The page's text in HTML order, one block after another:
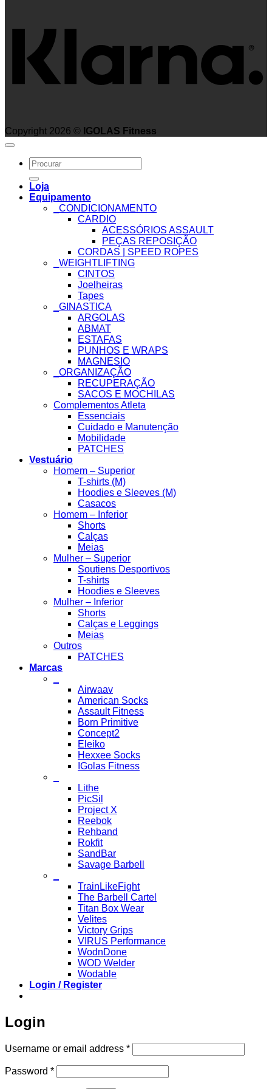
Copyright 2026 © IGOLAS Fitness
Search
for:
Loja
Equipamento
_CONDICIONAMENTO
CARDIO
ACESSÓRIOS ASSAULT
PEÇAS REPOSIÇÃO
CORDAS | SPEED ROPES
_WEIGHTLIFTING
CINTOS
Joelheiras
Tapes
_GINASTICA
ARGOLAS
ABMAT
ESTAFAS
PUNHOS E WRAPS
MAGNESIO
_ORGANIZAÇÃO
RECUPERAÇÃO
SACOS E MOCHILAS
Complementos Atleta
Essenciais
Cuidado e Manutenção
Mobilidade
PATCHES
Vestuário
Homem – Superior
T-shirts (M)
Hoodies e Sleeves (M)
Casacos
Homem – Inferior
Shorts
Calças
Meias
Mulher – Superior
Soutiens Desportivos
T-shirts
Hoodies e Sleeves
Mulher – Inferior
Shorts
Calças e Leggings
Meias
Outros
PATCHES
Marcas
Airwaav
American Socks
Assault Fitness
Born Primitive
Concept2
Eleiko
Hexxee Socks
IGolas Fitness
Lithe
PicSil
Project X
Reebok
Rehband
Rokfit
SandBar
Savage Barbell
TrainLikeFight
The Barbell Cartel
Titan Box Wear
Velites
Victory Grips
VIRUS Performance
WodnDone
WOD Welder
Wodable
Login / Register
Login
Username or email address *Required
Password *Required